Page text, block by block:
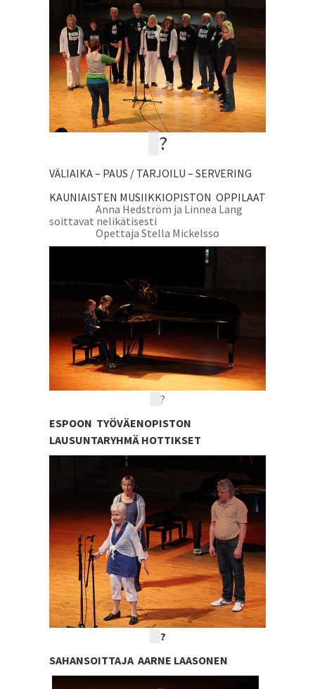
?
VÄLIAIKA – ­PAUS / TARJOILU – SERVERING
KAUNIAISTEN MUSIIKKIOPISTON OPPILAAT
Anna Hedström ja Linnea Lang
soittavat nelikätisesti
Opettaja Stella Mickelsso
?
ESPOON TYÖVÄENOPISTON
LAUSUNTARYHMÄ HOTTIKSET
?
SAHANSOITTAJA AARNE LAASONEN